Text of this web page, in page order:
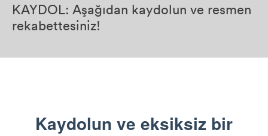
KAYDOL: Aşağıdan kaydolun ve resmen
rekabettesiniz!